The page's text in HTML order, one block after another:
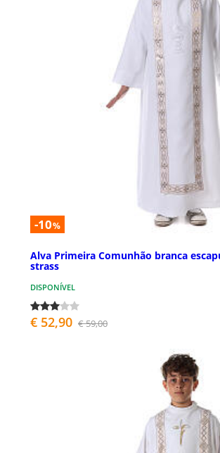
-10%
Alva Primeira Comunhão branca
strass
DISPONÍVEL
€ 52,90 € 59,00